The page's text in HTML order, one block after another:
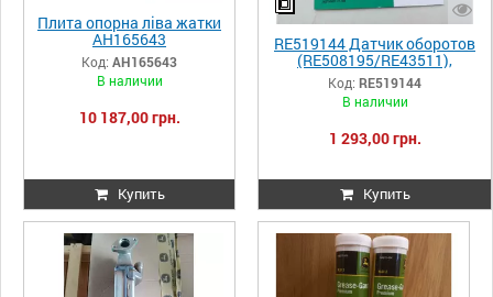
Плита опорна ліва жатки
AH165643
Код: AH165643
В наличии
10 187,00 грн.
Купить
RE519144 Датчик оборотов
(RE508195/RE43511),
JD8420/8520/9880STS/8335
R
Код: RE519144
В наличии
1 293,00 грн.
Купить